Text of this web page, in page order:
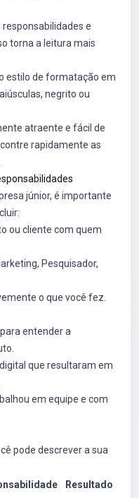
e
torna a leitura mais
estilo de formatação em
negrito ou
atraente e fácil de
rapidamente as
júnior, é importante
ou cliente com quem
Pesquisador,
o que você fez.
entender a
que resultaram em
em equipe e com
pode descrever a sua
Resultado